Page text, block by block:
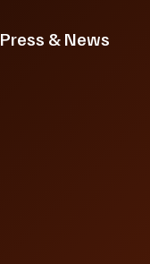
Press & News